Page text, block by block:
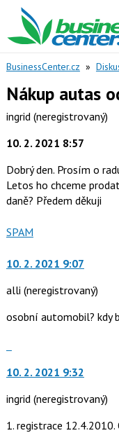
BusinessCenter.cz »
Nákup autas
ingrid (neregistrovaný)
10. 2. 2021 8:57
Dobrý den. Prosím o
Letos ho chceme
daně? Předem děkuji
Nahlásit
jako
SPAM
10. 2. 2021 9:07
alli (neregistrovaný)
osobní automobil? kdy
další
názor.
K
navigaci
10. 2. 2021 9:32
ingrid (neregistrovaný)
1. registrace